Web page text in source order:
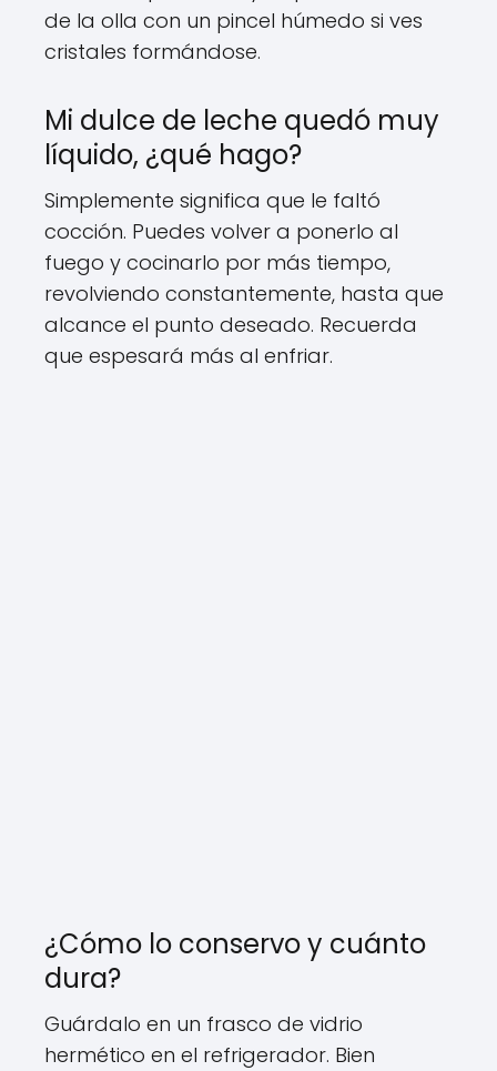
de la olla con un pincel húmedo si ves
cristales formándose.
Mi dulce de leche quedó muy
líquido, ¿qué hago?
Simplemente significa que le faltó
cocción. Puedes volver a ponerlo al
fuego y cocinarlo por más tiempo,
revolviendo constantemente, hasta que
alcance el punto deseado. Recuerda
que espesará más al enfriar.
¿Cómo lo conservo y cuánto
dura?
Guárdalo en un frasco de vidrio
hermético en el refrigerador. Bien